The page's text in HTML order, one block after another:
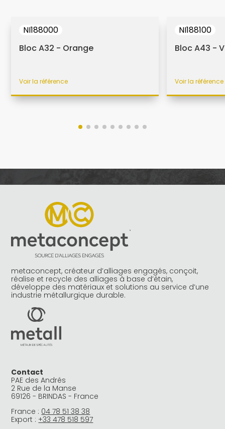
NI188000
Bloc A32 - Orange
Voir la référence
NI188100
Bloc A43 -
Voir la référence
metaconcept, créateur d’alliages engagés, conçoit,
réalise et recycle des alliages à base d’étain,
développe des matériaux et solutions au service d’une
industrie métallurgique durable.
Contact
PAE des Andrés
2 Rue de la Manse
69126 - BRINDAS - France
France : 04 78 51 38 38
Export : +33 478 518 597